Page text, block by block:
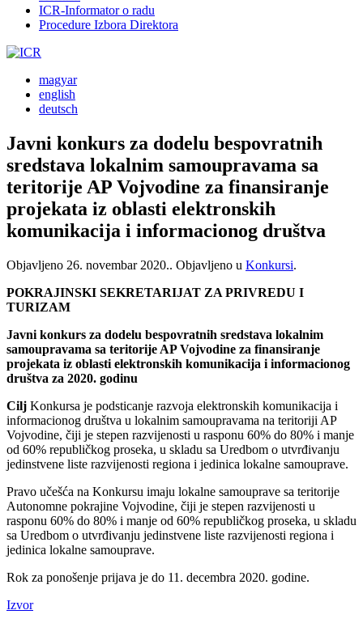
ICR-Informator o radu
Procedure Izbora Direktora
magyar
english
deutsch
Javni konkurs za dodelu bespovratnih
sredstava lokalnim samoupravama sa
teritorije AP Vojvodine za finansiranje
projekata iz oblasti elektronskih
komunikacija i informacionog društva
Objavljeno 26. novembar 2020.. Objavljeno u Konkursi.
POKRAJINSKI SEKRETARIJAT ZA PRIVREDU I
TURIZAM
Javni konkurs za dodelu bespovratnih sredstava lokalnim
samoupravama sa teritorije AP Vojvodine za finansiranje
projekata iz oblasti elektronskih komunikacija i informacionog
društva za 2020. godinu
Cilj Konkursa je podsticanje razvoja elektronskih komunikacija i
informacionog društva u lokalnim samoupravama na teritoriji AP
Vojvodine, čiji je stepen razvijenosti u rasponu 60% do 80% i manje
od 60% republičkog proseka, u skladu sa Uredbom o utvrđivanju
jedinstvene liste razvijenosti regiona i jedinica lokalne samouprave.
Pravo učešća na Konkursu imaju lokalne samouprave sa teritorije
Autonomne pokrajine Vojvodine, čiji je stepen razvijenosti u
rasponu 60% do 80% i manje od 60% republičkog proseka, u skladu
sa Uredbom o utvrđivanju jedinstvene liste razvijenosti regiona i
jedinica lokalne samouprave.
Rok za ponošenje prijava je do 11. decembra 2020. godine.
Izvor